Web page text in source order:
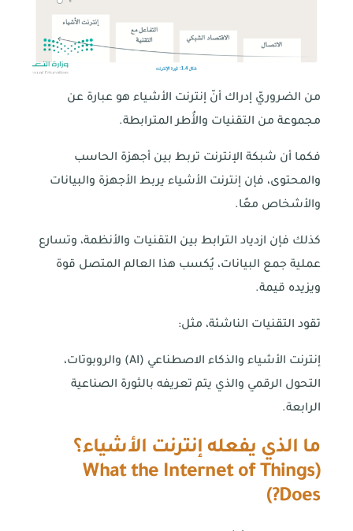
من الضروريّ إدراك أنّ إنترنت الأشياء هو عبارة عن
مجموعة من التقنيات والأُطر المترابطة.
فكما أن شبكة الإنترنت تربط بين أجهزة الحاسب
والمحتوى، فإن إنترنت الأشياء يربط الأجهزة والبيانات
والأشخاص معًا.
كذلك فإن ازدياد الترابط بين التقنيات والأنظمة، وتسارع
عملية جمع البيانات، يُكسب هذا العالم المتصل قوة
ويزيده قيمة.
تقود التقنيات الناشئة، مثل:
إنترنت الأشياء والذكاء الاصطناعي (AI) والروبوتات،
التحول الرقمي والذي يتم تعريفه بالثورة الصناعية
الرابعة.
ما الذي يفعله إنترنت الأشياء؟
(
What the Internet of Things
Does?
)